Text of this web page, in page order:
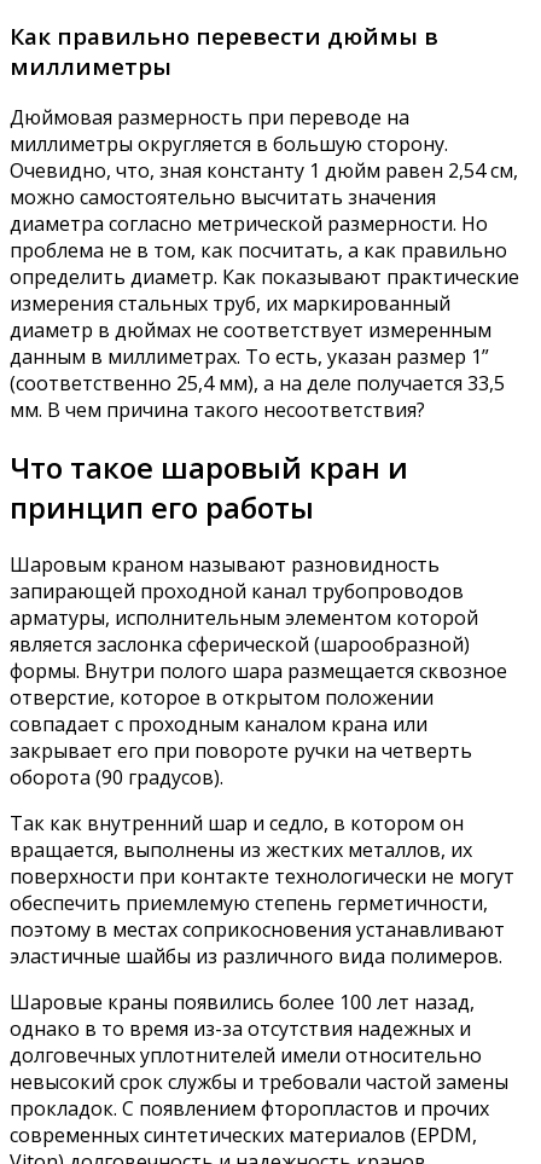
Как правильно перевести дюймы в
миллиметры
Дюймовая размерность при переводе на
миллиметры округляется в большую сторону.
Очевидно, что, зная константу 1 дюйм равен 2,54 см,
можно самостоятельно высчитать значения
диаметра согласно метрической размерности. Но
проблема не в том, как посчитать, а как правильно
определить диаметр. Как показывают практические
измерения стальных труб, их маркированный
диаметр в дюймах не соответствует измеренным
данным в миллиметрах. То есть, указан размер 1”
(соответственно 25,4 мм), а на деле получается 33,5
мм. В чем причина такого несоответствия?
Что такое шаровый кран и
принцип его работы
Шаровым краном называют разновидность
запирающей проходной канал трубопроводов
арматуры, исполнительным элементом которой
является заслонка сферической (шарообразной)
формы. Внутри полого шара размещается сквозное
отверстие, которое в открытом положении
совпадает с проходным каналом крана или
закрывает его при повороте ручки на четверть
оборота (90 градусов).
Так как внутренний шар и седло, в котором он
вращается, выполнены из жестких металлов, их
поверхности при контакте технологически не могут
обеспечить приемлемую степень герметичности,
поэтому в местах соприкосновения устанавливают
эластичные шайбы из различного вида полимеров.
Шаровые краны появились более 100 лет назад,
однако в то время из-за отсутствия надежных и
долговечных уплотнителей имели относительно
невысокий срок службы и требовали частой замены
прокладок. С появлением фторопластов и прочих
современных синтетических материалов (EPDM,